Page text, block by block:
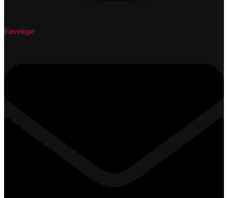
Envelope